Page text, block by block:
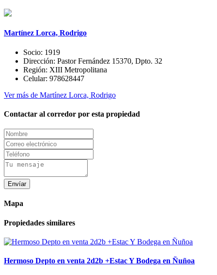
Martínez Lorca, Rodrigo
Socio: 1919
Dirección: Pastor Fernández 15370, Dpto. 32
Región: XIII Metropolitana
Celular: 978628447
Ver más de Martínez Lorca, Rodrigo
Contactar al corredor por esta propiedad
Envíar
Mapa
Propiedades similares
Hermoso Depto en venta 2d2b +Estac Y Bodega en Ñuñoa